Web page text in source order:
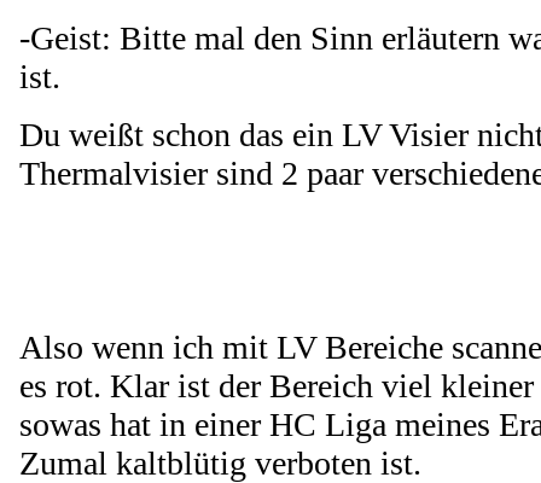
-Geist: Bitte mal den Sinn erläutern
ist.
Du weißt schon das ein LV Visier
Thermalvisier sind 2 paar
Also wenn ich mit LV Bereiche
es rot. Klar ist der Bereich viel kleiner
sowas hat in einer HC Liga meines
Zumal kaltblütig verboten ist.